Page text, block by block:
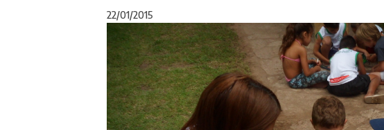
22/01/2015
Anterior